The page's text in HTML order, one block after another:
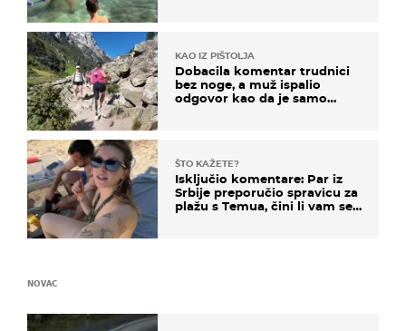
KAO IZ PIŠTOLJA
Dobacila komentar trudnici
bez noge, a muž ispalio
odgovor kao da je samo
ŠTO KAŽETE?
Isključio komentare: Par iz
Srbije preporučio spravicu za
plažu s Temua, čini li vam se
NOVAC